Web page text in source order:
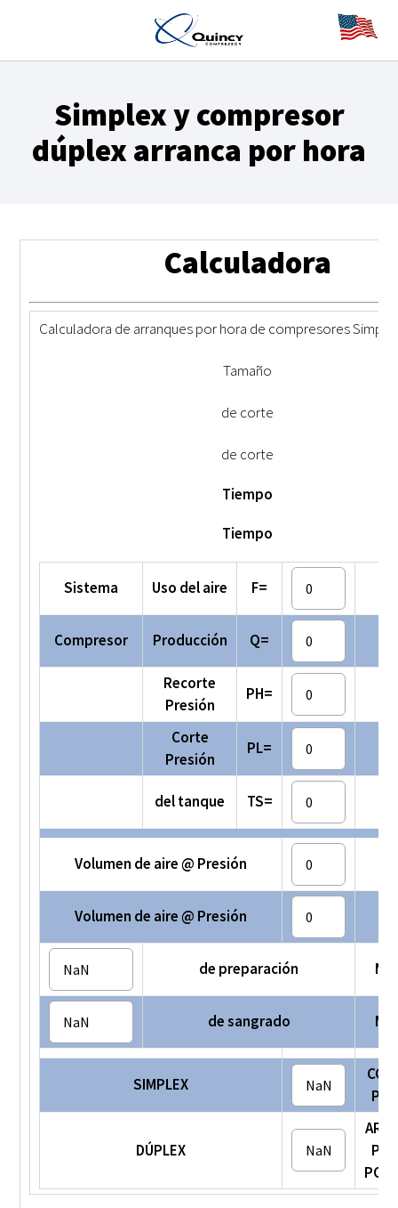
Simplex y compresor
dúplex arranca por hora
Calculadora
Calculadora de arranques por hora de compresores
Tamaño
de corte
de corte
Tiempo
Tiempo
Sistema Uso del aire F=
Compresor Producción Q=
Recorte
Presión
PH=
Corte
Presión
PL=
del tanque TS=
Volumen de aire @ Presión
Volumen de aire @ Presión
de preparación
de sangrado
SIMPLEX
DÚPLEX
POR